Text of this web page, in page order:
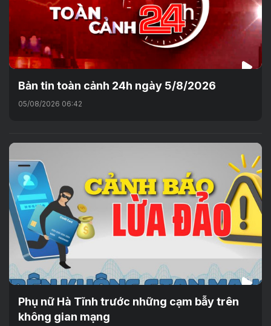
Bản tin toàn cảnh 24h ngày 5/8/2026
05/08/2026 06:42
Phụ nữ Hà Tĩnh trước những cạm bẫy trên
không gian mạng